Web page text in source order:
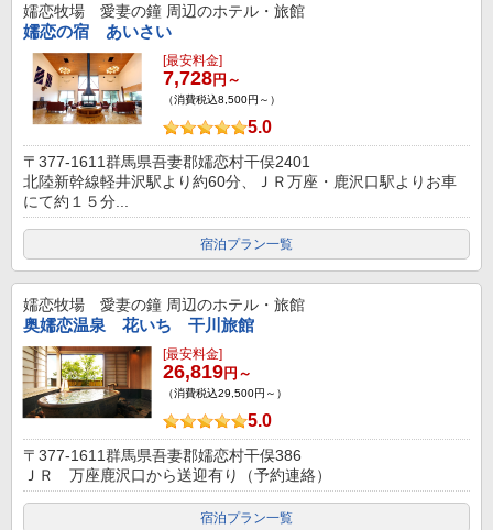
嬬恋牧場 愛妻の鐘 周辺のホテル・旅館
嬬恋の宿 あいさい
[最安料金]
7,728円～
（消費税込8,500円～）
5.0
〒377-1611群馬県吾妻郡嬬恋村干俣2401
北陸新幹線軽井沢駅より約60分、ＪＲ万座・鹿沢口駅よりお車
にて約１５分...
宿泊プラン一覧
嬬恋牧場 愛妻の鐘 周辺のホテル・旅館
奥嬬恋温泉 花いち 干川旅館
[最安料金]
26,819円～
（消費税込29,500円～）
5.0
〒377-1611群馬県吾妻郡嬬恋村干俣386
ＪＲ 万座鹿沢口から送迎有り（予約連絡）
宿泊プラン一覧